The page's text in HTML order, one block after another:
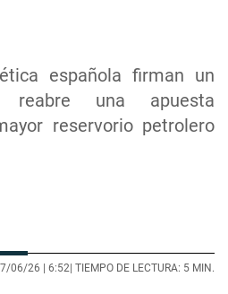
española firman un
reabre una apuesta
reservorio petrolero
06/26 | 6:52 | TIEMPO DE LECTURA: 5 MIN.